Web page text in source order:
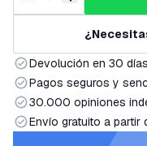
Devolución en 30 días
Pagos seguros y
30.000 opiniones
Envío gratuito a partir